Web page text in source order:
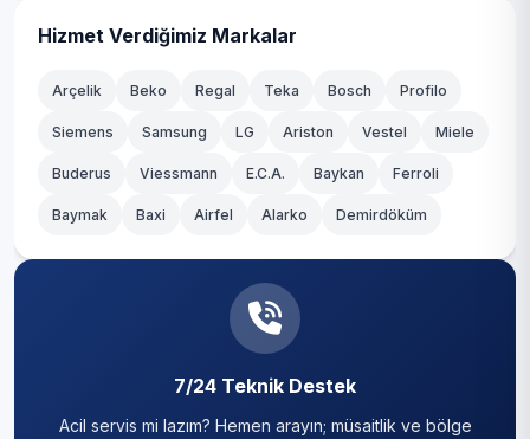
Hizmet Verdiğimiz Markalar
Arçelik Beko Regal Teka Bosch Profilo
Siemens Samsung LG Ariston Vestel Miele
Buderus Viessmann E.C.A. Baykan Ferroli
Baymak Baxi Airfel Alarko Demirdöküm
7/24 Teknik Destek
Acil servis mi lazım? Hemen arayın; müsaitlik ve bölge